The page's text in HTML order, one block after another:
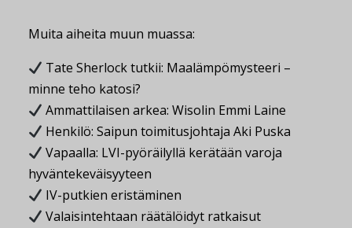
Muita aiheita muun muassa:
Tate Sherlock tutkii: Maalämpömysteeri –
minne teho katosi?
Ammattilaisen arkea: Wisolin Emmi Laine
Henkilö: Saipun toimitusjohtaja Aki Puska
Vapaalla: LVI-pyöräilyllä kerätään varoja
hyväntekeväisyyteen
IV-putkien eristäminen
Valaisintehtaan räätälöidyt ratkaisut